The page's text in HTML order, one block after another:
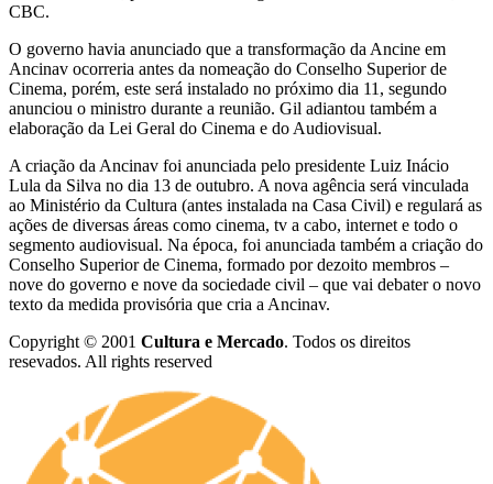
CBC.
O governo havia anunciado que a transformação da Ancine em
Ancinav ocorreria antes da nomeação do Conselho Superior de
Cinema, porém, este será instalado no próximo dia 11, segundo
anunciou o ministro durante a reunião. Gil adiantou também a
elaboração da Lei Geral do Cinema e do Audiovisual.
A criação da Ancinav foi anunciada pelo presidente Luiz Inácio
Lula da Silva no dia 13 de outubro. A nova agência será vinculada
ao Ministério da Cultura (antes instalada na Casa Civil) e regulará as
ações de diversas áreas como cinema, tv a cabo, internet e todo o
segmento audiovisual. Na época, foi anunciada também a criação do
Conselho Superior de Cinema, formado por dezoito membros –
nove do governo e nove da sociedade civil – que vai debater o novo
texto da medida provisória que cria a Ancinav.
Copyright © 2001 Cultura e Mercado. Todos os direitos
resevados. All rights reserved